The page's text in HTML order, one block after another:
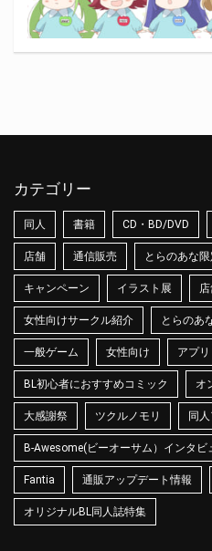
カテゴリー
同人 書籍 CD・BD/DVD
店舗 通信販売 とらのあな
キャンペーン イラスト展
女性向けサークル紹介 とらのあ
一般ゲーム 女性向け アプリ
BL初心者におすすめコミック オ
大感謝祭 ツクルノモリ 同
B-Awesome(ビーオーサム）インタビ
Fantia 通販アップデート情報
オリジナルBL同人誌特集